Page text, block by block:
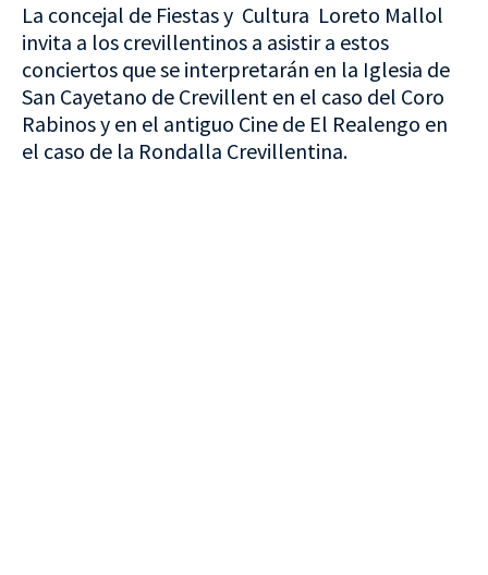
La concejal de Fiestas y Cultura Loreto Mallol
invita a los crevillentinos a asistir a estos
conciertos que se interpretarán en la Iglesia de
San Cayetano de Crevillent en el caso del Coro
Rabinos y en el antiguo Cine de El Realengo en
el caso de la Rondalla Crevillentina.